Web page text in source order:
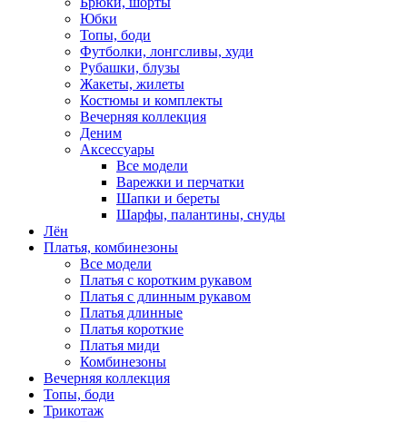
Юбки
Топы, боди
Футболки, лонгсливы, худи
Рубашки, блузы
Жакеты, жилеты
Костюмы и комплекты
Вечерняя коллекция
Деним
Аксессуары
Все модели
Варежки и перчатки
Шапки и береты
Шарфы, палантины, снуды
Лён
Платья, комбинезоны
Все модели
Платья с коротким рукавом
Платья с длинным рукавом
Платья длинные
Платья короткие
Платья миди
Комбинезоны
Вечерняя коллекция
Топы, боди
Трикотаж